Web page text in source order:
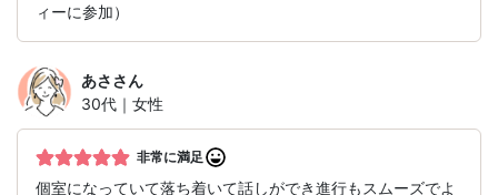
ィーに参加）
あささん
30代｜女性
非常に満足
個室になっていて落ち着いて話しができ進行もスムーズでよ